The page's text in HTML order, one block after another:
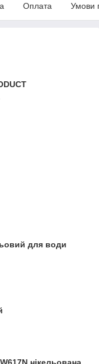
Оплата Умови
для води
нікельована